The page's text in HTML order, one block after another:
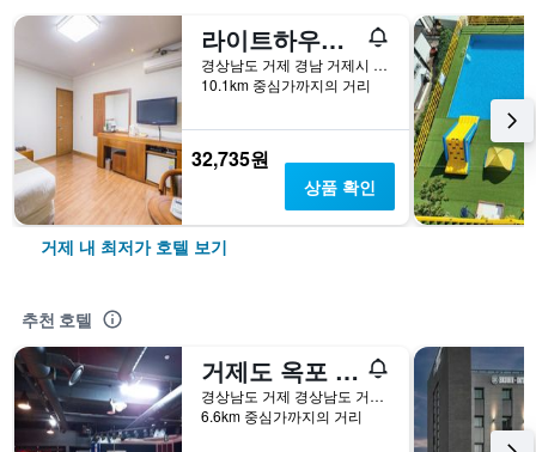
라이트하우스 호텔
경상남도 거제 경남 거제시 장승포로 101
10.1km 중심가까지의 거리
32,735원
상품 확인
거제 내 최저가 호텔 보기
추천 호텔
거제도 옥포 CNC호텔
경상남도 거제 경상남도 거제시 옥포로 170-6(옥포동)
6.6km 중심가까지의 거리